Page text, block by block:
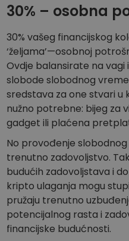
30% – osobna
30% vašeg financijskog
‘željama’—osobnoj
Ovdje balansirate na
slobode slobodnog
sredstava za one stvari u
nužno potrebne: bijeg za
gadget ili plaćena
No provođenje
trenutno zadovoljstvo.
budućih zadovoljstava i
kripto ulaganja mogu
pružaju trenutno
potencijalnog rasta i
financijske budućnosti.